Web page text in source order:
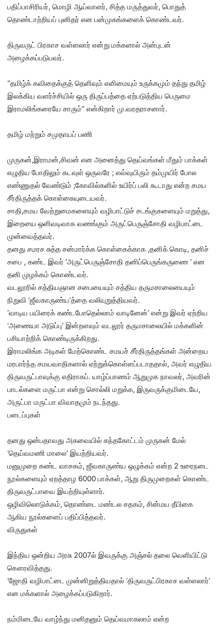
பதிப்பாசிரியர், மொழி ஆய்வாளர், சித்த மருத்துவர், பொதுத்
தொண்டாற்றியப் புனிதர் என பன்முகங்களைக் கொண்டவர்.
திருவருட் பிரகாச வள்ளலார் என்று மக்களால் அன்புடன்
அழைக்கப்படுபவர்.
“தமிழ்க் கவிதைக்குத் தெளிவும் எளிமையும் உருக்கமும் தந்து தமிழ்
இலக்கிய வளர்ச்சியில் ஒரு திருப்பத்தை ஏற்படுத்திய பெருமை
இராமலிங்கரையே சாரும்” என்கிறார் மு.வரதராசனார்.
தமிழ் மற்றும் சமுதாயப் பணி
முருகன்,இராமன்,சிவன் என அனைத்து தெய்வங்கள் மீதும் பாக்கள்
எழுதிய போதிலும் கடவுள் ஒருவரே ; எவ்வுயிரும் தம்முயிர் போல
எண்ணுதல் வேண்டும் ;கோவில்களில் உயிர்ப் பலி கூடாது என்ற சமய
சீர்திருத்தக் கொள்கையுடையவர்.
சாதி,சமய வேற்றுமைகளையும் வழிபாட்டுச் சடங்குகளையும் மறுத்து,
இறையை ஒளிவடிவாக வணங்கும் அருட்பெருஞ்சோதி வழிபாட்டை
முன்வைத்தவர்.
தனது சமரச சுத்த சன்மார்க்க கொள்கைக்காக ,தனிக் கொடி, தனிச்
சபை , கண்ட இவர் ‘அருட்பெருஞ்சோதி தனிப்பெருங்கருணை ‘ என
தனி முழக்கம் கொண்டவர்.
வடலூரில் சத்தியஞான சபையையும் சத்திய தருமசாலையையும்
நிறுவி ‘ஜீவகாருண்ய’த்தை வலியுறுத்தியவர்.
‘வாடிய பயிரைக் கண்டபோதெல்லாம் வாடினேன்’ என்று இவர் ஏற்றிய
‘அணையா அடுப்பு’ இன்றளவும் வடலூர் தருமசாலையில் மக்களின்
பசியாற்றிக் கொண்டிருக்கிறது.
இராமலிங்க அடிகள் மேற்கொண்ட சமயச் சீர்திருத்தங்கள் அன்றைய
மரபார்ந்த சமயவாதிகளால் ஏற்றுக்கொள்ளப்படாததால், அவர் எழுதிய
திருவருட்பாவுக்கு எதிராகப். யாழ்ப்பாணம் ஆறுமுக நாவலர், அவரின்
பாடல்களை மருட்பா என்று சொல்லி மறுக்க, இருவருக்குமிடையே,
அருட்பா மருட்பா விவாதமும் நடந்தது.
படைப்புகள்
தனது ஒன்பதாவது அகவையில் கந்தகோட்டம் முருகன் மேல்
‘தெய்வமணி மாலை’ இயற்றியவர்.
மனுமுறை கண்ட வாசகம், ஜீவகாருண்ய ஒழுக்கம் என்ற 2 உரைநடை
நூல்களையும் ஏறத்தாழ 6000 பாக்கள், ஆறு திருமுறைகள் கொண்ட
திருவருட்பாவை இயற்றியுள்ளார்.
ஒழிவிலொடுக்கம், தொண்டை மண்டல சதகம், சின்மய தீபிகை
ஆகிய நூல்களைப் பதிப்பித்தவர்.
விருதுகள்
இந்திய ஒன்றிய அரசு 2007ல் இவருக்கு அஞ்சல் தலை வெளியிட்டு
கௌரவித்தது.
‘ஜோதி வழிபாட்டை முன்னிறுத்தியதால் ‘திருவருட்பிரகாச வள்ளலார்’
என மக்களால் அழைக்கப்படுகிறார்.
நம்மிடையே வாழ்ந்து மனிதனும் தெய்வமாகலாம் என்ற